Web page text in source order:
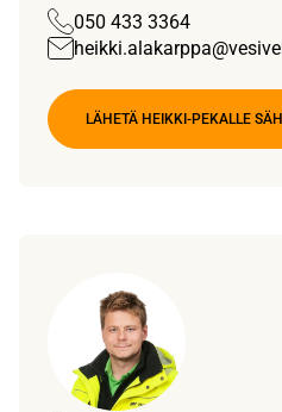
050 433 3364
LÄHETÄ HEIKKI-PEKALLE